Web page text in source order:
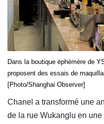
Dans la boutique éphémère de
proposent des essais de
[Photo/Shanghai Observer]
Chanel a transformé une
de la rue Wukanglu en